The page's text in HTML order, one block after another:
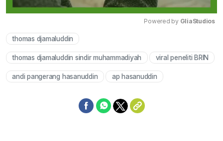
Powered by GliaStudios
thomas djamaluddin
thomas djamaluddin sindir muhammadiyah viral peneliti BRIN
andi pangerang hasanuddin ap hasanuddin